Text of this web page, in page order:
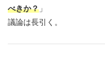
べきか？ 」
議論は長引く。